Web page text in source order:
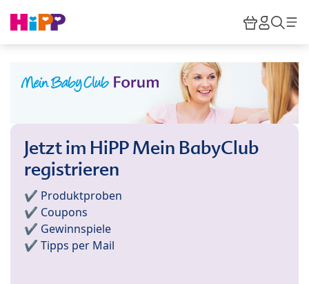
HiPP
Jetzt im HiPP Mein BabyClub
registrieren
✔️ Produktproben
✔️ Coupons
✔️ Gewinnspiele
✔️ Tipps per Mail